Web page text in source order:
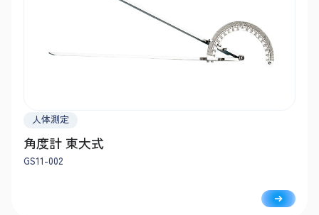
人体測定
角度計 東大式
GS11-002